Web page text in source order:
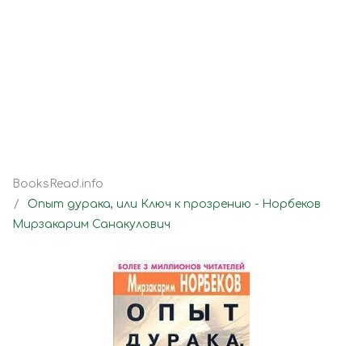
BooksRead.info
Опыт дурака, или Ключ к прозрению - Норбеков
Мирзакарим Санакулович